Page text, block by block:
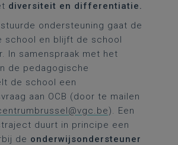
diversiteit en differentiatie.
ondersteuning gaat de
school en blijft de school
In samenspraak met het
de pedagogische
de school een
aan OCB (door te mailen
). Een
duurt in principe een
de onderwijsondersteuner